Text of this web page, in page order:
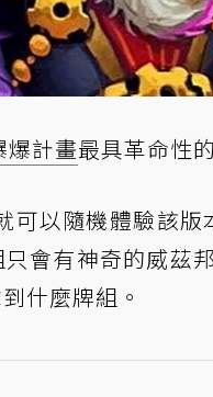
爆計畫最具革命性
可以隨機體驗該版
會有神奇的威茲
什麼牌組。